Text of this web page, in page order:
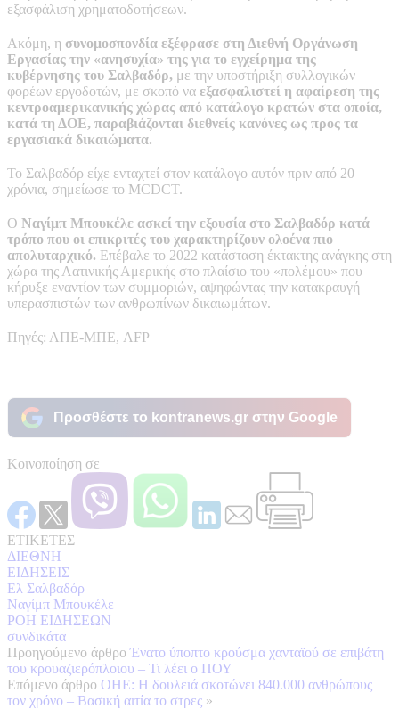
εξασφάλιση χρηματοδοτήσεων.
Ακόμη, η συνομοσπονδία εξέφρασε στη Διεθνή Οργάνωση
Εργασίας την «ανησυχία» της για το εγχείρημα της
κυβέρνησης του Σαλβαδόρ, με την υποστήριξη συλλογικών
φορέων εργοδοτών, με σκοπό να εξασφαλιστεί η αφαίρεση της
κεντροαμερικανικής χώρας από κατάλογο κρατών στα οποία,
κατά τη ΔΟΕ, παραβιάζονται διεθνείς κανόνες ως προς τα
εργασιακά δικαιώματα.
Το Σαλβαδόρ είχε ενταχτεί στον κατάλογο αυτόν πριν από 20
χρόνια, σημείωσε το MCDCT.
Ο Ναγίμπ Μπουκέλε ασκεί την εξουσία στο Σαλβαδόρ κατά
τρόπο που οι επικριτές του χαρακτηρίζουν ολοένα πιο
απολυταρχικό. Επέβαλε το 2022 κατάσταση έκτακτης ανάγκης στη
χώρα της Λατινικής Αμερικής στο πλαίσιο του «πολέμου» που
κήρυξε εναντίον των συμμοριών, αψηφώντας την κατακραυγή
υπερασπιστών των ανθρωπίνων δικαιωμάτων.
Πηγές: ΑΠΕ-ΜΠΕ, AFP
Προσθέστε το kontranews.gr στην Google
Κοινοποίηση σε
ΕΤΙΚΕΤΕΣ
ΔΙΕΘΝΗ
ΕΙΔΗΣΕΙΣ
Ελ Σαλβαδόρ
Ναγίμπ Μπουκέλε
ΡΟΗ ΕΙΔΗΣΕΩΝ
συνδικάτα
Προηγούμενο άρθρο Ένατο ύποπτο κρούσμα χανταϊού σε επιβάτη
του κρουαζιερόπλοιου – Τι λέει ο ΠΟΥ
Επόμενο άρθρο ΟΗΕ: Η δουλειά σκοτώνει 840.000 ανθρώπους
τον χρόνo – Βασική αιτία το στρες »